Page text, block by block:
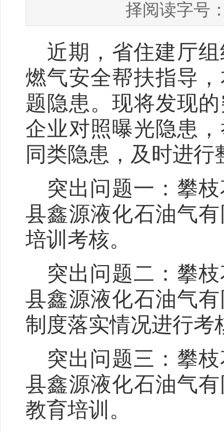
择阅读字号
近期，省住建厅
燃气安全帮扶指导
题隐患。现将发现的
企业对照曝光隐患
同类隐患，及时进
突出问题一： 攀
县鑫源液化石油气
培训考核。
突出问题二： 攀
县鑫源液化石油气
制度落实情况进行考
突出问题三： 攀
县鑫源液化石油气
教育培训 。